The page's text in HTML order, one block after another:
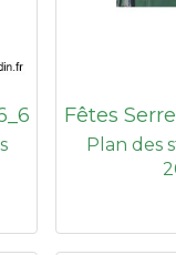
Fêtes
Plan des